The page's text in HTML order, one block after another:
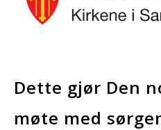
Dette gjør Den
møte med